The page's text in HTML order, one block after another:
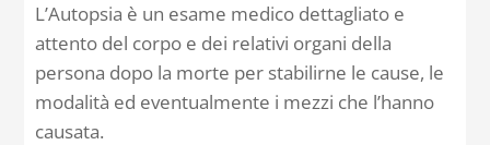
L’Autopsia è un esame medico dettagliato e
attento del corpo e dei relativi organi della
persona dopo la morte per stabilirne le cause, le
modalità ed eventualmente i mezzi che l’hanno
causata.